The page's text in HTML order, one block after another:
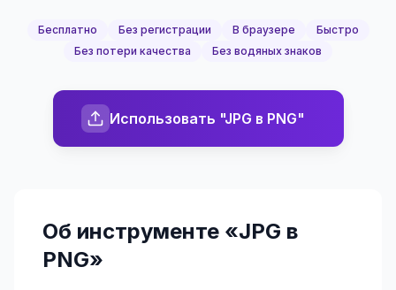
Бесплатно Без регистрации В браузере
Быстро
Без потери качества
Без водяных знаков
Использовать "JPG в PNG"
Об инструменте «JPG в
PNG»